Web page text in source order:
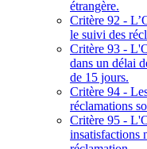
étrangère.
Critère 92 -
le suivi des
Critère 93 -
dans un délai
de 15 jours.
Critère 94 -
réclamations
Critère 95 -
insatisfactions